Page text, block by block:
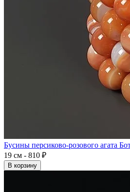
Бусины персиково-розового агата
19 см - 810 ₽
В корзину